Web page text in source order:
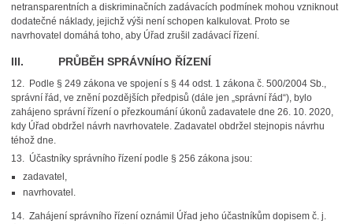
netransparentních a diskriminačních zadávacích podmínek mohou vzniknout
dodatečné náklady, jejichž výši není schopen kalkulovat. Proto se
navrhovatel domáhá toho, aby Úřad zrušil zadávací řízení.
III. PRŮBĚH SPRÁVNÍHO ŘÍZENÍ
12. Podle § 249 zákona ve spojení s § 44 odst. 1 zákona č. 500/2004 Sb.,
správní řád, ve znění pozdějších předpisů (dále jen „správní řád“), bylo
zahájeno správní řízení o přezkoumání úkonů zadavatele dne 26. 10. 2020,
kdy Úřad obdržel návrh navrhovatele. Zadavatel obdržel stejnopis návrhu
téhož dne.
13. Účastníky správního řízení podle § 256 zákona jsou:
zadavatel,
navrhovatel.
14. Zahájení správního řízení oznámil Úřad jeho účastníkům dopisem č. j.